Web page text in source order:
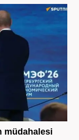
müdahalesi